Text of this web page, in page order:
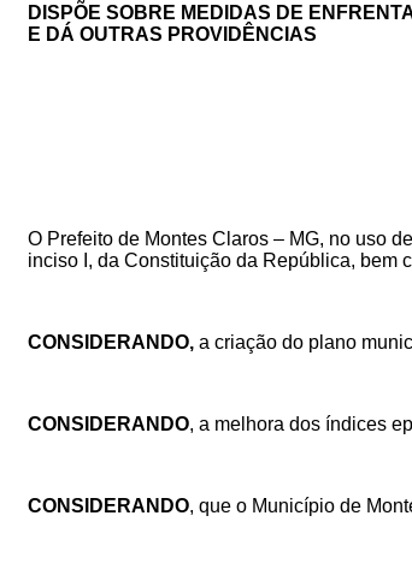
DISPÕE SOBRE MEDIDAS DE
E DÁ OUTRAS PROVIDÊNCIAS
O Prefeito de Montes Claros – MG, no uso
inciso I, da Constituição da República, bem
CONSIDERANDO, a criação do plano
CONSIDERANDO, a melhora dos índices
CONSIDERANDO, que o Município de